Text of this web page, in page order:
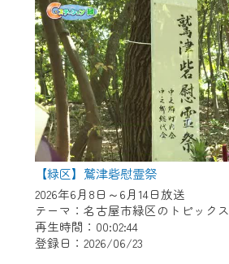
【緑区】鷲津砦慰霊祭
2026年6月8日～6月14日放送
テーマ：名古屋市緑区のトピックス
再生時間：00:02:44
登録日：2026/06/23